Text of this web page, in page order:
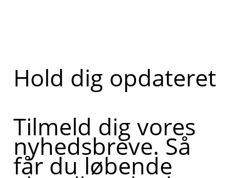
Hold dig opdateret
Tilmeld dig vores
nyhedsbreve. Så
får du løbende